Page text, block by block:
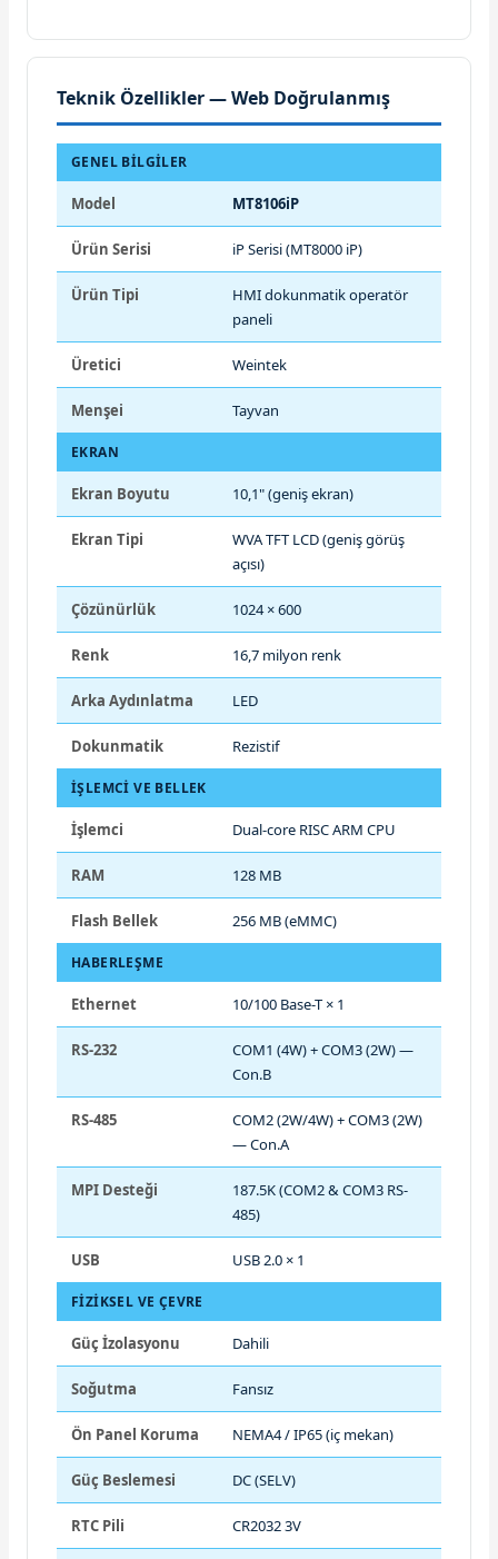
Teknik Özellikler — Web Doğrulanmış
GENEL BILGILER
Model MT8106iP
Ürün Serisi iP Serisi (MT8000 iP)
Ürün Tipi
HMI dokunmatik operatör
paneli
Üretici Weintek
Menşei Tayvan
EKRAN
Ekran Boyutu 10,1" (geniş ekran)
Ekran Tipi
WVA TFT LCD (geniş görüş
açısı)
Çözünürlük 1024 × 600
Renk 16,7 milyon renk
Arka Aydınlatma LED
Dokunmatik Rezistif
İŞLEMCI VE BELLEK
İşlemci Dual-core RISC ARM CPU
RAM 128 MB
Flash Bellek 256 MB (eMMC)
HABERLEŞME
Ethernet 10/100 Base-T × 1
RS-232
COM1 (4W) + COM3 (2W) —
Con.B
RS-485
COM2 (2W/4W) + COM3 (2W)
— Con.A
MPI Desteği
187.5K (COM2 & COM3 RS-
485)
USB USB 2.0 × 1
FIZIKSEL VE ÇEVRE
Güç İzolasyonu Dahili
Soğutma Fansız
Ön Panel Koruma NEMA4 / IP65 (iç mekan)
Güç Beslemesi DC (SELV)
RTC Pili CR2032 3V